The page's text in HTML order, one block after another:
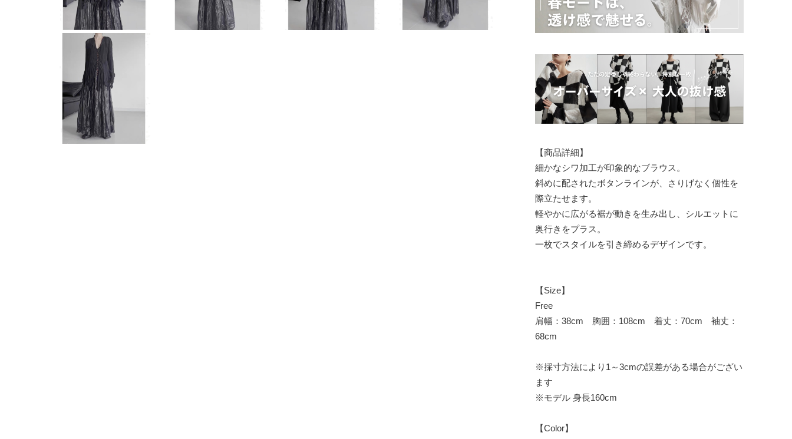
【商品詳細】
細かなシワ加工が印象的なブラウス。
斜めに配されたボタンラインが、さりげなく個性を
際立たせます。
軽やかに広がる裾が動きを生み出し、シルエットに
奥行きをプラス。
一枚でスタイルを引き締めるデザインです。
【Size】
Free
肩幅：38cm 胸囲：108cm 着丈：70cm 袖丈：
68cm
※採寸方法により1～3cmの誤差がある場合がござい
ます
※モデル 身長160cm
【Color】